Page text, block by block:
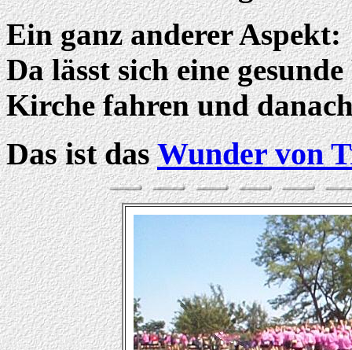
Ein ganz anderer Aspekt:
Da lässt sich eine
Kirche fahren und
Das ist dasWunder von